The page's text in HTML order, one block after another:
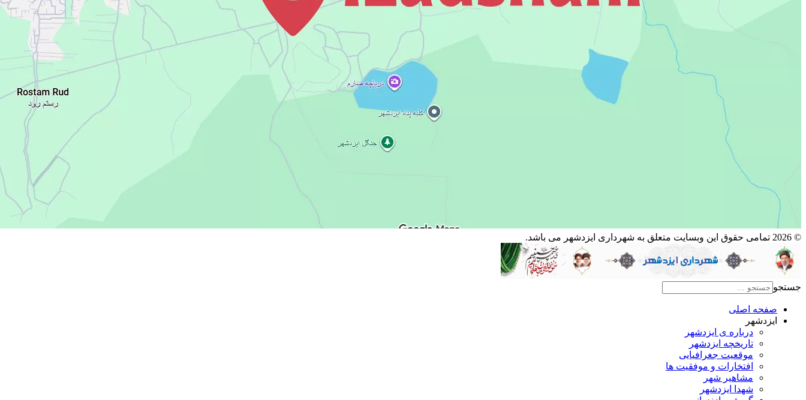
© 2026 تمامی حقوق این وبسایت متعلق به شهرداری ایزدشهر می باشد.
جستجو
صفحه اصلی
ایزدشهر
درباره ی ایزدشهر
تاریخچه ایزدشهر
موقعیت جغرافیایی
افتخارات و موفقیت ها
مشاهیر شهر
شهدا ایزدشهر